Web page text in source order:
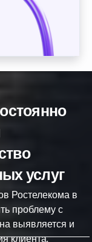
услуг
Ростелекома в
проблему с
выявляется и
клиента.